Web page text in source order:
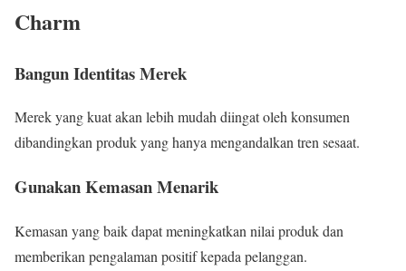
Charm
Bangun Identitas Merek
Merek yang kuat akan lebih mudah diingat oleh konsumen
dibandingkan produk yang hanya mengandalkan tren sesaat.
Gunakan Kemasan Menarik
Kemasan yang baik dapat meningkatkan nilai produk dan
memberikan pengalaman positif kepada pelanggan.